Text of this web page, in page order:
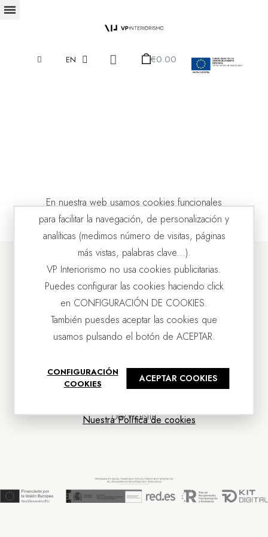
EN €0.00
OUR COMPANY
CUSTOMER SERVICE
OUR WEBSITE
En nuestra web usamos cookies funcionales
para facilitar la navegación, de personalización y
analíticas (medimos número de visitas, páginas
más vistas, palabras clave...).
VP Interiorismo no usa cookies publicitarias.
Puedes configurar las cookies haciendo click
en CONFIGURACIÓN DE COOKIES.
También puesdes aceptar las cookies que
usamos pulsando el botón de ACEPTAR.
CONFIGURACIÓN
COOKIES
ACEPTAR COOKIES
Nuestra Política de cookies